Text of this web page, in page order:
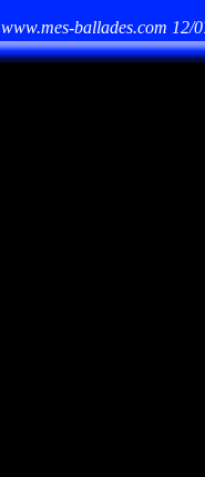
www.mes-ballades.com 12/